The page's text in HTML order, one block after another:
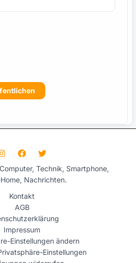
Technik, Smartphone,
Nachrichten.
Kontakt
AGB
Impressum
Einstellungen ändern
Einstellungen